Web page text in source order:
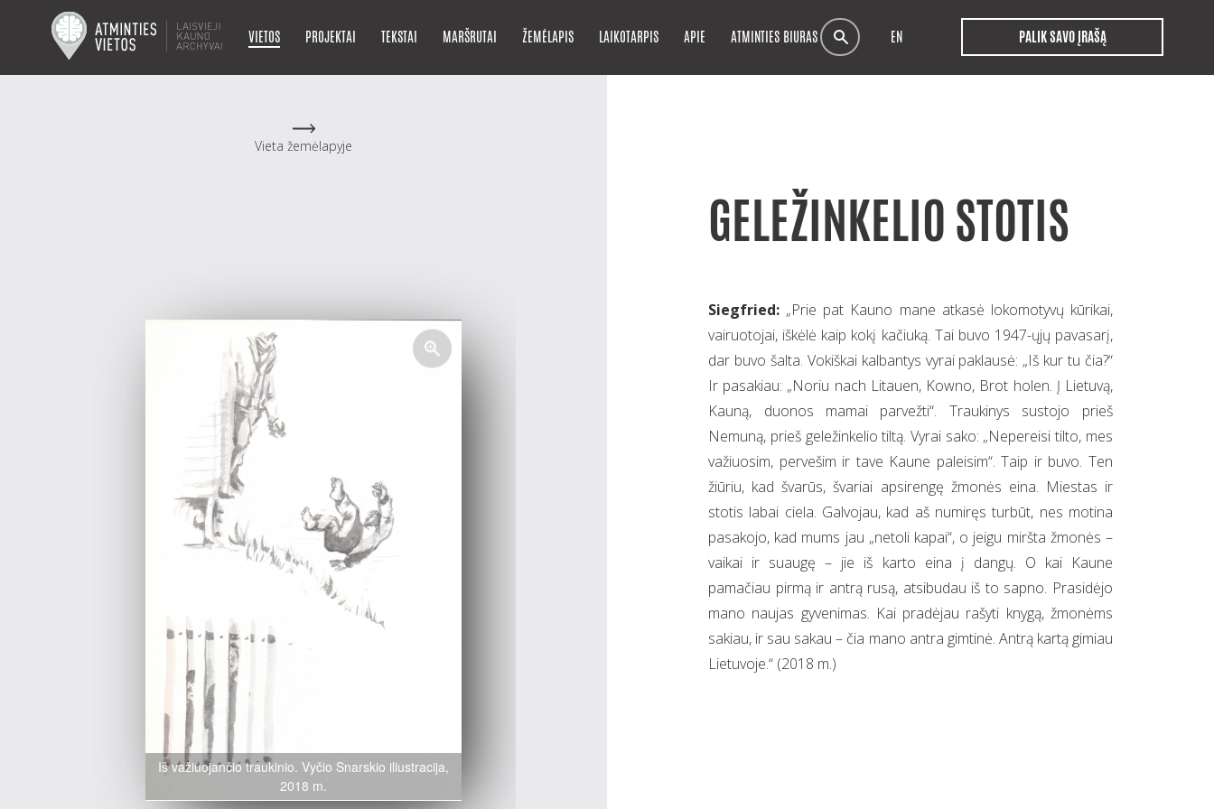
EN
VIETOS PROJEKTAI TEKSTAI MARŠRUTAI ŽEMĖLAPIS LAIKOTARPIS APIE ATMINTIES BIURAS PALIK SAVO ĮRAŠĄ
Vieta žemėlapyje
Iš važiuojančio traukinio. Vyčio Snarskio iliustracija,
2018 m.
GELEŽINKELIO STOTIS
Siegfried: „Prie pat Kauno mane atkasė lokomotyvų kūrikai,
vairuotojai, iškėlė kaip kokį kačiuką. Tai buvo 1947-ųjų pavasarį,
dar buvo šalta. Vokiškai kalbantys vyrai paklausė: „Iš kur tu čia?“
Ir pasakiau: „Noriu nach Litauen, Kowno, Brot holen. Į Lietuvą,
Kauną, duonos mamai parvežti“. Traukinys sustojo prieš
Nemuną, prieš geležinkelio tiltą. Vyrai sako: „Nepereisi tilto, mes
važiuosim, pervešim ir tave Kaune paleisim“. Taip ir buvo. Ten
žiūriu, kad švarūs, švariai apsirengę žmonės eina. Miestas ir
stotis labai ciela. Galvojau, kad aš numiręs turbūt, nes motina
pasakojo, kad mums jau „netoli kapai“, o jeigu miršta žmonės –
vaikai ir suaugę – jie iš karto eina į dangų. O kai Kaune
pamačiau pirmą ir antrą rusą, atsibudau iš to sapno. Prasidėjo
mano naujas gyvenimas. Kai pradėjau rašyti knygą, žmonėms
sakiau, ir sau sakau – čia mano antra gimtinė. Antrą kartą gimiau
Lietuvoje.“ (2018 m.)